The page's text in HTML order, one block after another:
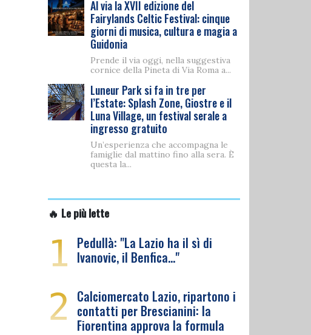
Al via la XVII edizione del
Fairylands Celtic Festival: cinque
giorni di musica, cultura e magia a
Guidonia
Prende il via oggi, nella suggestiva
cornice della Pineta di Via Roma a...
Luneur Park si fa in tre per
l’Estate: Splash Zone, Giostre e il
Luna Village, un festival serale a
ingresso gratuito
Un’esperienza che accompagna le
famiglie dal mattino fino alla sera. È
questa la...
🔥 Le più lette
1 Pedullà: "La Lazio ha il sì di
Ivanovic, il Benfica…"
2 Calciomercato Lazio, ripartono i
contatti per Brescianini: la
Fiorentina approva la formula